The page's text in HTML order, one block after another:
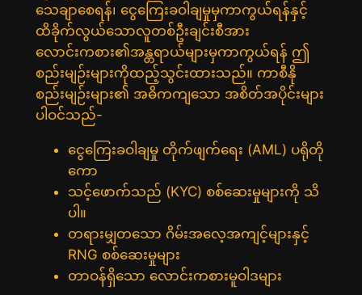
သေချာစေရန်၊ ငွေကြေးခဝါချမှုမှကာကွယ်ရန်နှင့်
ထိခိုက်လွယ်သောလူတစ်ဦးချင်းစီအား
လောင်းကစား၏အန္တရာယ်များမှကာကွယ်ရန် ဤ
စည်းမျဉ်းများကိုထည့်သွင်းထားသည်။ ကာစီနို
စည်းမျဉ်းများ၏ အဓိကကျသော အစိတ်အပိုင်းများ
ပါဝင်သည်-
ငွေကြေးခဝါချမှု တိုက်ဖျက်ရေး (AML) ပရိုတို
ကော
သင့်ဖောက်သည် (KYC) စစ်ဆေးမှုများကို သိ
ပါ။
တရားမျှတသော ဂိမ်းအလေ့အကျင့်များနှင့်
RNG စစ်ဆေးမှုများ
တာဝန်ရှိသော လောင်းကစားမူဝါဒများ